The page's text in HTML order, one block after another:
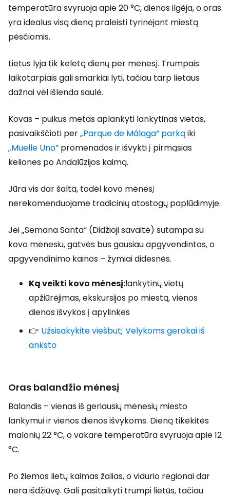
temperatūra svyruoja apie 20 °C, dienos ilgėja, o oras
yra idealus visą dieną praleisti tyrinėjant miestą
pėsčiomis.
Lietus lyja tik keletą dienų per mėnesį. Trumpais
laikotarpiais gali smarkiai lyti, tačiau tarp lietaus
dažnai vėl išlenda saulė.
Kovas – puikus metas aplankyti lankytinas vietas,
pasivaikščioti per„Parque de Málaga“ parkąiki
„Muelle Uno“ promenados ir išvykti į pirmąsias
keliones po Andalūzijos kaimą.
Jūra vis dar šalta, todėl kovo mėnesį
nerekomenduojame tradicinių atostogų paplūdimyje.
Jei „Semana Santa“ (Didžioji savaitė) sutampa su
kovo mėnesiu, gatvės bus gausiau apgyvendintos, o
apgyvendinimo kainos – žymiai didesnės.
Ką veikti kovo mėnesį:lankytinų vietų
apžiūrėjimas, ekskursijos po miestą, vienos
dienos išvykos į apylinkes
👉 Užsisakykite viešbutį Velykoms gerokai iš
anksto
Oras balandžio mėnesį
Balandis – vienas iš geriausių mėnesių miesto
lankymui ir vienos dienos išvykoms. Dieną tikėkitės
malonių 22 °C, o vakare temperatūra svyruoja apie 12
°C.
Po žiemos lietų kaimas žalias, o vidurio regionai dar
nėra išdžiūvę. Gali pasitaikyti trumpi lietūs, tačiau